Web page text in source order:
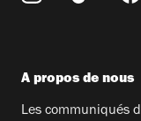
A propos de nous
Les communiqués